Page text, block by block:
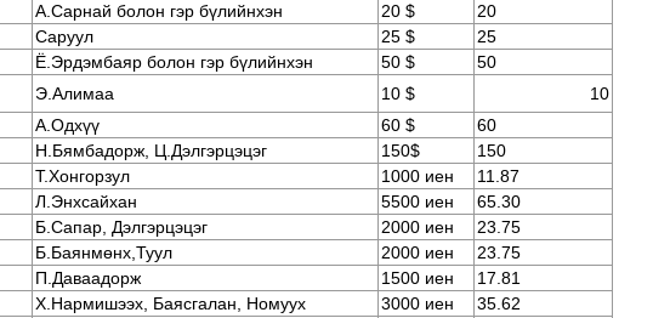
А.Сарнай болон гэр бүлийнхэн 20 $
20
Саруул 25 $
25
Ё.Эрдэмбаяр болон гэр бүлийнхэн 50 $
50
Э.Алимаа 10 $
10
А.Одхүү 60 $
60
Н.Бямбадорж, Ц.Дэлгэрцэцэг 150$
150
Т.Хонгорзул 1000 иен
11.87
Л.Энхсайхан 5500 иен
65.30
Б.Сапар, Дэлгэрцэцэг 2000 иен
23.75
Б.Баянмөнх,Туул 2000 иен
23.75
П.Даваадорж 1500 иен
17.81
Х.Нармишээх, Баясгалан, Номуух 3000 иен
35.62